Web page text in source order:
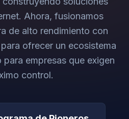
Ahora, fusionamos
de alto rendimiento con
ofrecer un ecosistema
empresas que exigen
control.